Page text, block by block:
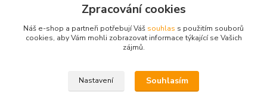
+420 222722421
info@rb-nakuplevne.cz
Zpracování cookies
Náš e-shop a partneři potřebují Váš souhlas s použitím souborů
cookies, aby Vám mohli zobrazovat informace týkající se Vašich
zájmů.
Nastavení Souhlasím